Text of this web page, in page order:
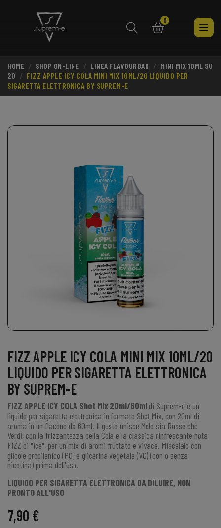
search
0
HOME SHOP ON-LINE LINEA FLAVOURBAR
MINI MIX 10ML SU
20
FIZZ APPLE ICY COLA MINI MIX 10ML/20 LIQUIDO PER
SIGARETTA ELETTRONICA BY SUPREM-E
FIZZ APPLE ICY COLA MINI MIX 10ML/20
LIQUIDO PER SIGARETTA ELETTRONICA
BY SUPREM-E
FIZZ APPLE ICY COLA Shot Mix 20ml/60ml di Suprem-e è un
liquido per sigaretta elettronica in formato Shot Mix, con 20ml di
aroma in un flacone da 60ml. Il gusto unisce Mele sia Rosse che
Verdi, con la frizzantezza della Cola e la classica rinfrescante nota
FIZZ di "ice", per un mix di aromi fruttato e vivace. Miscelalo con
glicole propilenico (PG) e glicerina vegetale (VG) (con o senza
nicotina) prima dell'uso.
LIQUIDO PER SIGARETTA ELETTRONICA DA DILUIRE, NON
PRONTO ALL'USO
7,90 €